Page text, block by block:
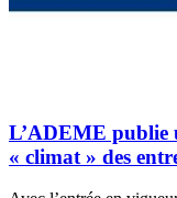
L’ADEME publie
« climat » des